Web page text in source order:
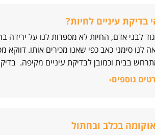
בדיקת עיניים לחיות?
לבני אדם, החיות לא מספרות לנו על ירידה
לנו סימני כאב כפי שאנו מכירים אותו.
בבית וכמובן לבדיקת עיניים מקיפה.
נוספים
בכלב ובחתול